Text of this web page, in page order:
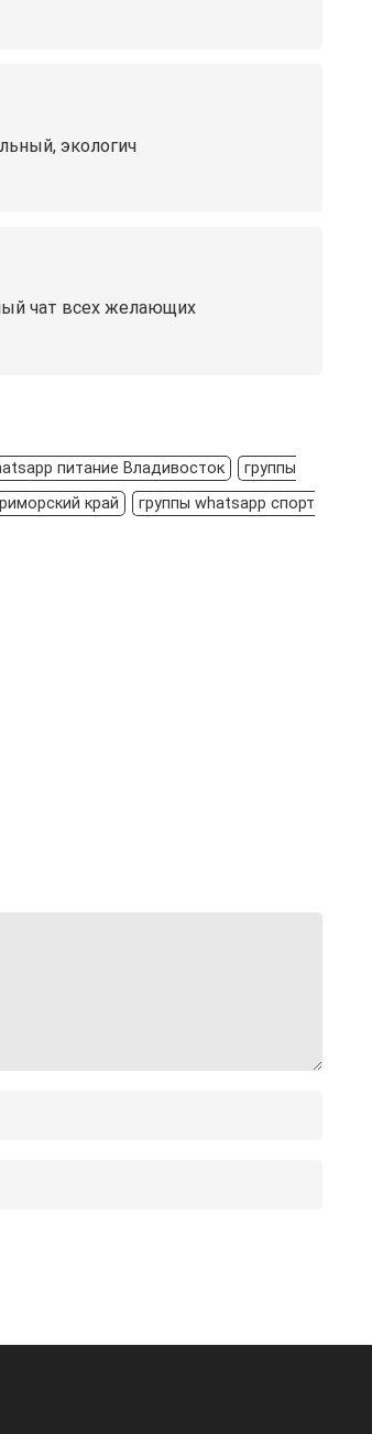
экологич
чат всех желающиx
питание Владивосток
группы
край
группы whatsapp спорт